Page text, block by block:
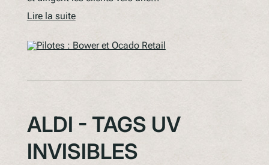
Lire la suite
ALDI - TAGS UV
INVISIBLES